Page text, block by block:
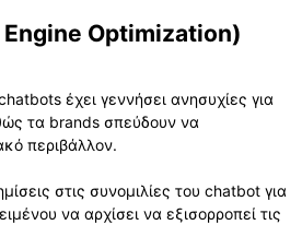
Optimization)
έχει γεννήσει ανησυχίες για
τα brands σπεύδουν να
περιβάλλον.
στις συνομιλίες του chatbot για
να αρχίσει να εξισορροπεί τις